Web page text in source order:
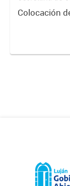
Colocación